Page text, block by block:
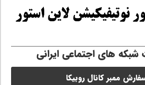
های اجتماعی ایرانی
ممبر کانال روبیکا